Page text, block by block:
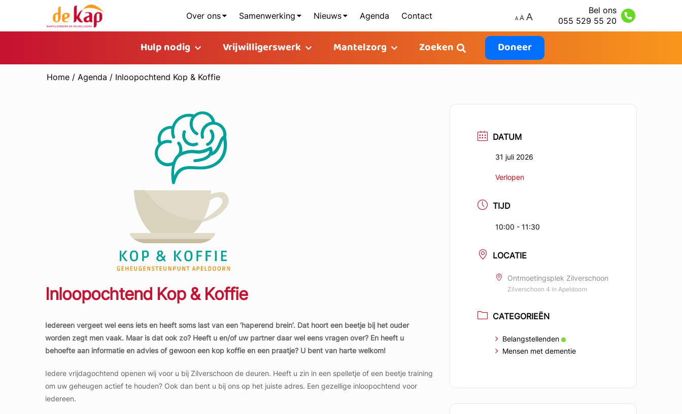
Over ons Samenwerking Nieuws Agenda Contact
Bel ons
055 529 55 20
Hulp nodig Vrijwilligerswerk Mantelzorg Zoeken Doneer
Home / Agenda / Inloopochtend Kop & Koffie
Inloopochtend Kop & Koffie
Iedereen vergeet wel eens iets en heeft soms last van een ‘haperend brein’. Dat hoort een beetje bij het ouder
worden zegt men vaak. Maar is dat ook zo? Heeft u en/of uw partner daar wel eens vragen over? En heeft u
behoefte aan informatie en advies of gewoon een kop koffie en een praatje? U bent van harte welkom!
Iedere vrijdagochtend openen wij voor u bij Zilverschoon de deuren. Heeft u zin in een spelletje of een beetje training
om uw geheugen actief te houden? Ook dan bent u bij ons op het juiste adres. Een gezellige inloopochtend voor
iedereen.
DATUM
31 juli 2026
Verlopen
TIJD
10:00 - 11:30
LOCATIE
Ontmoetingsplek Zilverschoon
Zilverschoon 4 in Apeldoorn
CATEGORIEËN
Belangstellenden
Mensen met dementie